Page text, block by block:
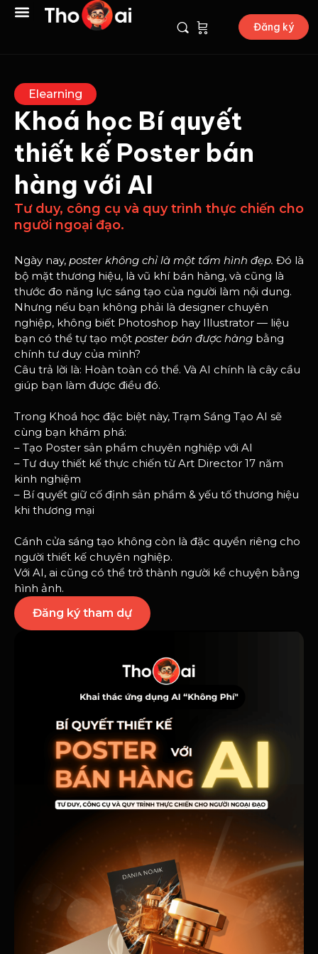
Đăng ký
Elearning
Khoá học Bí quyết
thiết kế Poster bán
hàng với AI
Tư duy, công cụ và quy trình thực chiến cho
người ngoại đạo.
Ngày nay, poster không chỉ là một tấm hình đẹp. Đó là
bộ mặt thương hiệu, là vũ khí bán hàng, và cũng là
thước đo năng lực sáng tạo của người làm nội dung.
Nhưng nếu bạn không phải là designer chuyên
nghiệp, không biết Photoshop hay Illustrator — liệu
bạn có thể tự tạo một poster bán được hàng bằng
chính tư duy của mình?
Câu trả lời là: Hoàn toàn có thể. Và AI chính là cây cầu
giúp bạn làm được điều đó.
Trong Khoá học đặc biệt này, Trạm Sáng Tạo AI sẽ
cùng bạn khám phá:
– Tạo Poster sản phẩm chuyên nghiệp với AI
– Tư duy thiết kế thực chiến từ Art Director 17 năm
kinh nghiệm
– Bí quyết giữ cố định sản phẩm & yếu tố thương hiệu
khi thương mại
Cánh cửa sáng tạo không còn là đặc quyền riêng cho
người thiết kế chuyên nghiệp.
Với AI, ai cũng có thể trở thành người kể chuyện bằng
hình ảnh.
Đăng ký tham dự